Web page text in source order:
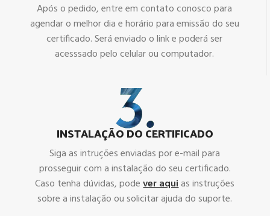
Após o pedido, entre em contato conosco para
agendar o melhor dia e horário para emissão do seu
certificado. Será enviado o link e poderá ser
acesssado pelo celular ou computador.
INSTALAÇÃO DO CERTIFICADO
Siga as intruções enviadas por e-mail para
prosseguir com a instalação do seu certificado.
Caso tenha dúvidas, podever aquias instruções
sobre a instalação ou solicitar ajuda do suporte.